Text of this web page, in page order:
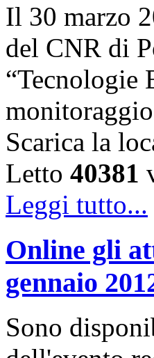
Il 30 marzo
del CNR di
“Tecnologie
Scarica la
Letto 40381
Leggi tutto...
Online gli
gennaio
Sono